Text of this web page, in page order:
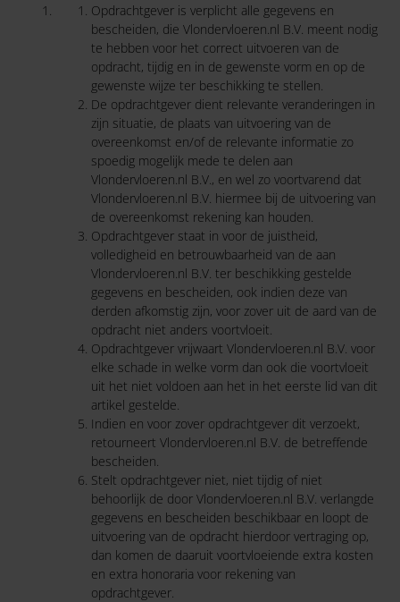
Opdrachtgever is verplicht alle gegevens en
bescheiden, die Vlondervloeren.nl B.V. meent nodig
te hebben voor het correct uitvoeren van de
opdracht, tijdig en in de gewenste vorm en op de
gewenste wijze ter beschikking te stellen.
De opdrachtgever dient relevante veranderingen in
zijn situatie, de plaats van uitvoering van de
overeenkomst en/of de relevante informatie zo
spoedig mogelijk mede te delen aan
Vlondervloeren.nl B.V., en wel zo voortvarend dat
Vlondervloeren.nl B.V. hiermee bij de uitvoering van
de overeenkomst rekening kan houden.
Opdrachtgever staat in voor de juistheid,
volledigheid en betrouwbaarheid van de aan
Vlondervloeren.nl B.V. ter beschikking gestelde
gegevens en bescheiden, ook indien deze van
derden afkomstig zijn, voor zover uit de aard van de
opdracht niet anders voortvloeit.
Opdrachtgever vrijwaart Vlondervloeren.nl B.V. voor
elke schade in welke vorm dan ook die voortvloeit
uit het niet voldoen aan het in het eerste lid van dit
artikel gestelde.
Indien en voor zover opdrachtgever dit verzoekt,
retourneert Vlondervloeren.nl B.V. de betreffende
bescheiden.
Stelt opdrachtgever niet, niet tijdig of niet
behoorlijk de door Vlondervloeren.nl B.V. verlangde
gegevens en bescheiden beschikbaar en loopt de
uitvoering van de opdracht hierdoor vertraging op,
dan komen de daaruit voortvloeiende extra kosten
en extra honoraria voor rekening van
opdrachtgever.